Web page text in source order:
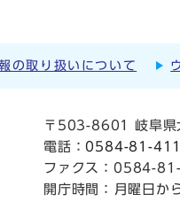
の取り扱いについて
〒503-8601 岐阜県
電話：0584-81-
ファクス：0584-
開庁時間： 月曜日か